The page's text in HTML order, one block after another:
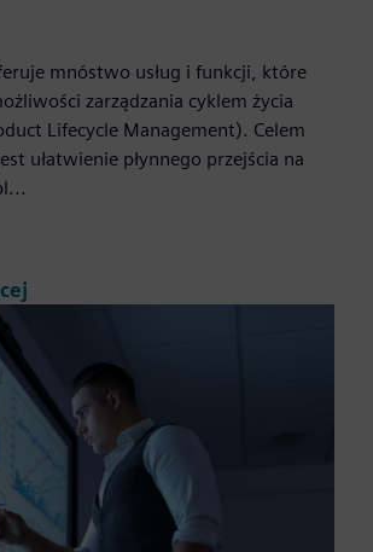
mnóstwo usług i funkcji, które
zarządzania cyklem życia
Lifecycle Management). Celem
ułatwienie płynnego przejścia na